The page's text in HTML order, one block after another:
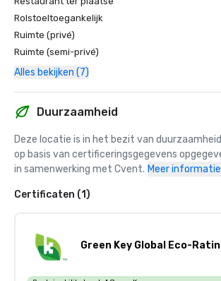
Rolstoeltoegankelijk
Ruimte (privé)
Ruimte (semi-privé)
Alles bekijken (7)
Duurzaamheid
Deze locatie is in het bezit van
op basis van certificeringsgegevens
in samenwerking met Cvent. Meer informatie
Certificaten (1)
Green Key Global Eco-